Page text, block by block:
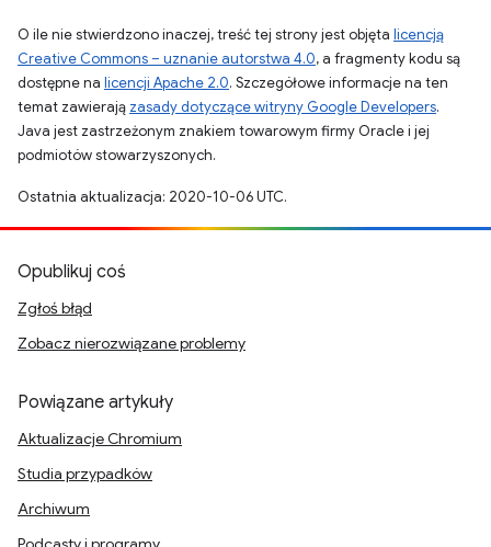
O ile nie stwierdzono inaczej, treść tej strony jest objęta licencją
Creative Commons – uznanie autorstwa 4.0, a fragmenty kodu są
dostępne na licencji Apache 2.0. Szczegółowe informacje na ten
temat zawierają zasady dotyczące witryny Google Developers.
Java jest zastrzeżonym znakiem towarowym firmy Oracle i jej
podmiotów stowarzyszonych.
Ostatnia aktualizacja: 2020-10-06 UTC.
Opublikuj coś
Zgłoś błąd
Zobacz nierozwiązane problemy
Powiązane artykuły
Aktualizacje Chromium
Studia przypadków
Archiwum